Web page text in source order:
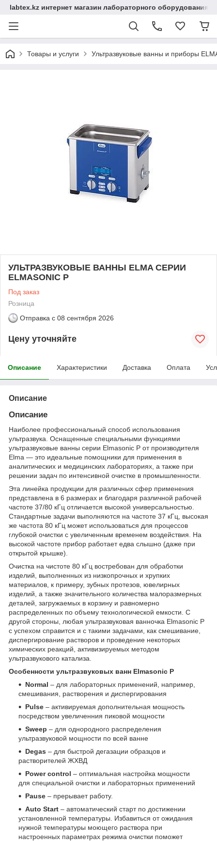
labtex.kz интернет магазин лабораторного оборудования
Товары и услуги Ультразвуковые ванны и приборы
УЛЬТРАЗВУКОВЫЕ ВАННЫ ELMA СЕРИИ
ELMASONIC P
Под заказ
Розница
Отправка с 08 сентября 2026
Цену уточняйте
Описание Характеристики Доставка Оплата
Описание
Описание
Наиболее профессиональный способ использования
ультразвука. Оснащенные специальными функциями
ультразвуковые ванны серии Elmasonic P от производителя
Elma — это идеальные помощники для применения в
аналитических и медицинских лабораториях, а также при
решении задач по интенсивной очистке в промышленности.
Эта линейка продукции для различных сфер применения
представлена в 6 размерах и благодаря различной рабочей
частоте 37/80 кГц отличается высокой универсальностью.
Стандартные задачи выполняются на частоте 37 кГц, высокая
же частота 80 кГц может использоваться для процессов
глубокой очистки с увеличенным временем воздействия. На
высокой частоте прибор работает едва слышно (даже при
открытой крышке).
Очистка на чистоте 80 кГц востребован для обработки
изделий, выполненных из низкопрочных и хрупких
материалов, к примеру, зубных протезов, ювелирных
изделий, а также значительного количества малоразмерных
деталей, загружаемых в корзину и равномерно
распределенных по объему технологической емкости. С
другой стороны, любая ультразвуковая ванночка Elmasonic P
с успехом справится и с такими задачами, как смешивание,
диспергирование растворов и проведение некоторых
химических реакций, активизируемых методом
ультразвукового катализа.
Особенности ультразвуковых ванн Elmasonic P
Normal – для лабораторных применений, например,
смешивания, растворения и диспергирования
Pulse – активируемая дополнительная мощность
посредством увеличенния пиковой мощности
Sweep – для однородного распределения
ультразвуковой мощности по всей ванне
Degas – для быстрой дегазации образцов и
растворителей ЖХВД
Power control – оптимальная настройка мощности
для специальной очистки и лабораторных применений
Pause – прерывает работу.
Auto Start – автоматический старт по достижении
установленной температуры. Избавиться от ожидания
нужной температуры моющего раствора при
настроенных параметрах режима очистки поможет